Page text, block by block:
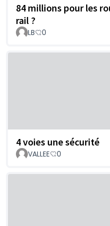
84 millions pour les
rail ?
LB 0
4 voies une sécurité
VALLEE 0